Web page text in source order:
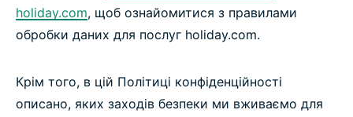
holiday.com, щоб ознайомитися з правилами
обробки даних для послуг holiday.com.
Крім того, в цій Політиці конфіденційності
описано, яких заходів безпеки ми вживаємо для